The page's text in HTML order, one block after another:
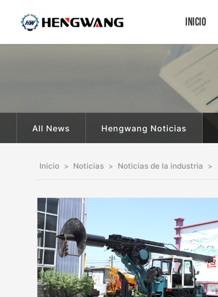
Inicio
All News Hengwang Noticias
Inicio > Noticias > Noticias de la industria >